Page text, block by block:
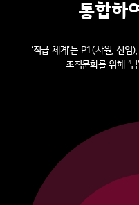
통합하
‘직급 체계’는 P1(사원, 선
조직문화를 위해 ‘